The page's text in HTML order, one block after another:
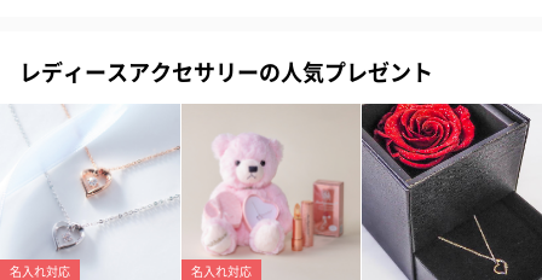
す。
レディースアクセサリーの人気プレゼント